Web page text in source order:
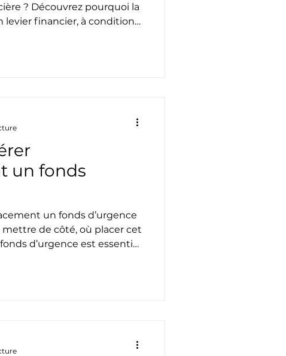
? Découvrez pourquoi la
financier, à condition
un fonds
un fonds d’urgence
de côté, où placer cet
d’urgence est essentiel